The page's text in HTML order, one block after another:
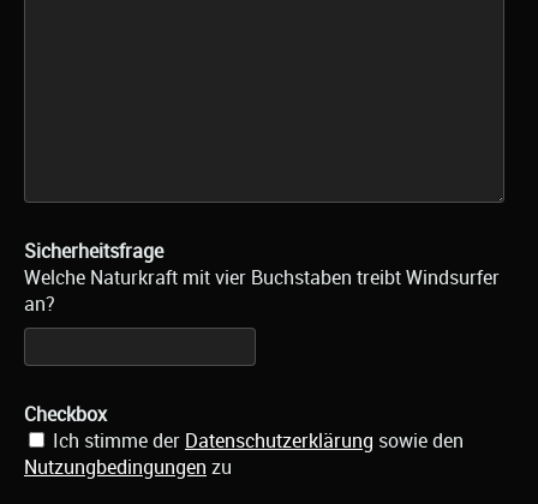
Sicherheitsfrage
Welche Naturkraft mit vier Buchstaben treibt Windsurfer
an?
Checkbox
Ich stimme der Datenschutzerklärung sowie den
Nutzungbedingungen zu